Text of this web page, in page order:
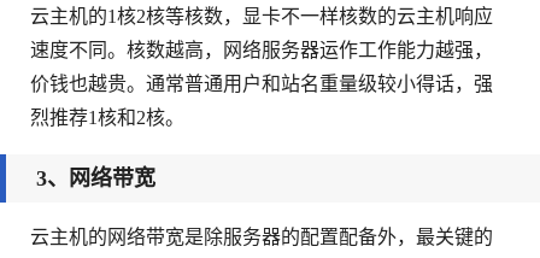
云主机的1核2核等核数，显卡不一样核数的云主机响应
速度不同。核数越高，网络服务器运作工作能力越强，
价钱也越贵。通常普通用户和站名重量级较小得话，强
烈推荐1核和2核。
3、网络带宽
云主机的网络带宽是除服务器的配置配备外，最关键的